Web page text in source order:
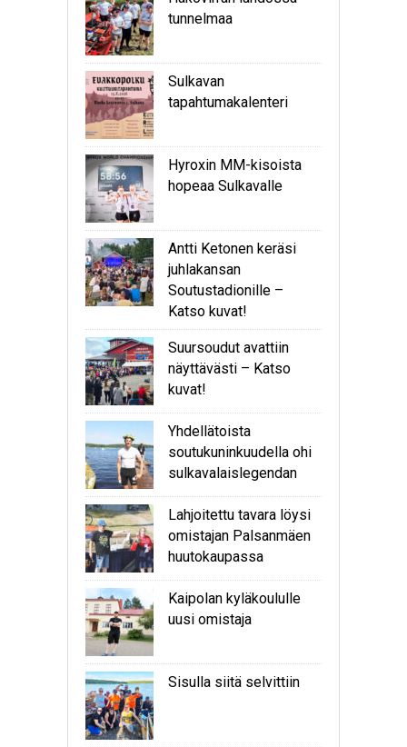
tunnelmaa
Sulkavan
tapahtumakalenteri
Hyroxin MM-kisoista
hopeaa Sulkavalle
Antti Ketonen keräsi
juhlakansan
Soutustadionille –
Katso kuvat!
Suursoudut avattiin
näyttävästi – Katso
kuvat!
Yhdellätoista
soutukuninkuudella ohi
sulkavalaislegendan
Lahjoitettu tavara löysi
omistajan Palsanmäen
huutokaupassa
Kaipolan kyläkoululle
uusi omistaja
Sisulla siitä selvittiin